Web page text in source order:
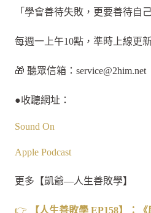
「學會善待失敗，更要善待自己
每週一上午10點，準時上線更
🎁 聽眾信箱： service@2him.net
●收聽網址：
Sound On
Apple Podcast
更多【凱爺—人生善敗學】
👉 【人生善敗學 EP158】：